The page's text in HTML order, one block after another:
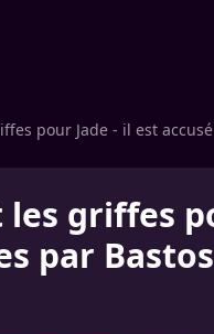
pour Jade - il est
griffes
par Bastos